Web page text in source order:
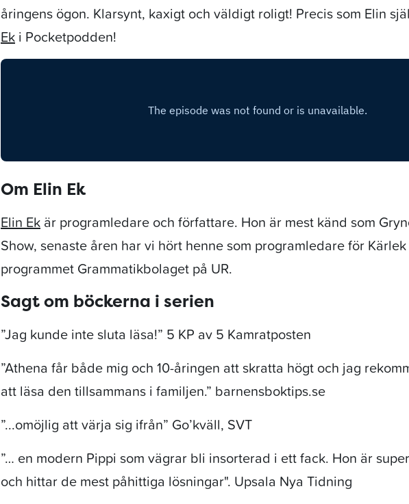
åringens ögon. Klarsynt, kaxigt och väldigt roligt! Precis som Elin
Ek i Pocketpodden!
Om Elin Ek
Elin Ek är programledare och författare. Hon är mest känd som
Show, senaste åren har vi hört henne som programledare för
programmet Grammatikbolaget på UR.
Sagt om böckerna i serien
”Jag kunde inte sluta läsa!” 5 KP av 5 Kamratposten
”Athena får både mig och 10-åringen att skratta högt och jag
att läsa den tillsammans i familjen.” barnensboktips.se
”...omöjlig att värja sig ifrån” Go’kväll, SVT
”… en modern Pippi som vägrar bli insorterad i ett fack. Hon är
och hittar de mest påhittiga lösningar". Upsala Nya Tidning